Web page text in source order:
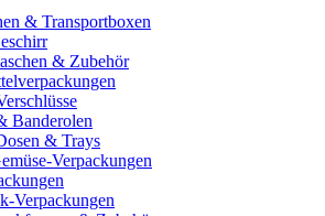
& Transportboxen
& Zubehör
Banderolen
& Trays
Verpackungen
Verpackungen